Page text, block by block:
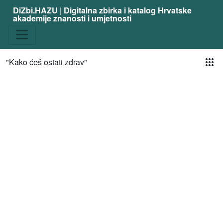
DiZbi.HAZU | Digitalna zbirka i katalog Hrvatske
akademije znanosti i umjetnosti
"Kako ćeš ostati zdrav"